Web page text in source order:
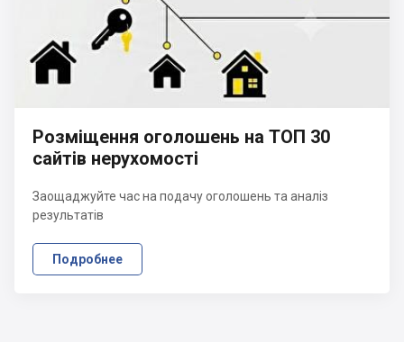
Розміщення оголошень на ТОП 30
сайтів нерухомості
Заощаджуйте час на подачу оголошень та аналіз
результатів
Подробнее